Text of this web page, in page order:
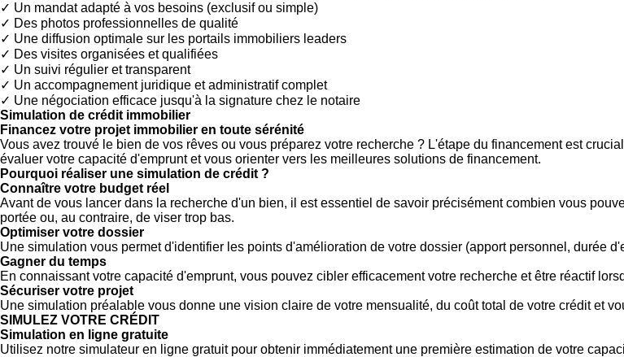
✓ Un mandat adapté à vos besoins (exclusif ou simple)
✓ Des photos professionnelles de qualité
✓ Une diffusion optimale sur les portails immobiliers leaders
✓ Des visites organisées et qualifiées
✓ Un suivi régulier et transparent
✓ Un accompagnement juridique et administratif complet
✓ Une négociation efficace jusqu'à la signature chez le notaire
Simulation de crédit immobilier
Financez votre projet immobilier en toute sérénité
Vous avez trouvé le bien de vos rêves ou vous préparez votre recherche ? L'étape du financement est
évaluer votre capacité d'emprunt et vous orienter vers les meilleures solutions de financement.
Pourquoi réaliser une simulation de crédit ?
Connaître votre budget réel
Avant de vous lancer dans la recherche d'un bien, il est essentiel de savoir précisément combien vous
portée ou, au contraire, de viser trop bas.
Optimiser votre dossier
Une simulation vous permet d'identifier les points d'amélioration de votre dossier (apport personnel, durée
Gagner du temps
En connaissant votre capacité d'emprunt, vous pouvez cibler efficacement votre recherche et être réactif
Sécuriser votre projet
Une simulation préalable vous donne une vision claire de votre mensualité, du coût total de votre crédit et
SIMULEZ VOTRE CRÉDIT
Simulation en ligne gratuite
Utilisez notre simulateur en ligne gratuit pour obtenir immédiatement une première estimation de votre